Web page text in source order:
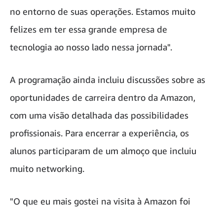
no entorno de suas operações. Estamos muito
felizes em ter essa grande empresa de
tecnologia ao nosso lado nessa jornada".
A programação ainda incluiu discussões sobre as
oportunidades de carreira dentro da Amazon,
com uma visão detalhada das possibilidades
profissionais. Para encerrar a experiência, os
alunos participaram de um almoço que incluiu
muito networking.
"O que eu mais gostei na visita à Amazon foi